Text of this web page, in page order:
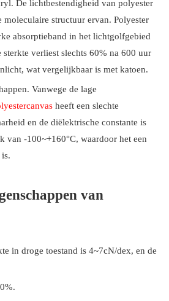
De lichtbestendigheid van polyester
moleculaire structuur ervan. Polyester
absorptieband in het lichtgolfgebied
sterkte verliest slechts 60% na 600 uur
wat vergelijkbaar is met katoen.
Vanwege de lage
heeft een slechte
en de diëlektrische constante is
van -100~+160°C, waardoor het een
van
in droge toestand is 4~7cN/dex, en de